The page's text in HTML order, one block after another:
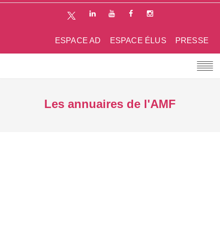
PRESSE
ESPACE ÉLUS
ESPACE AD
Les annuaires de l'AMF